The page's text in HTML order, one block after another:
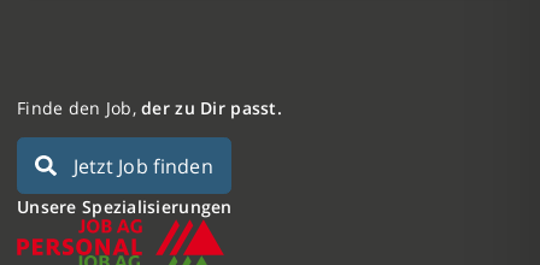
Finde den Job,der zu Dir passt.
Jetzt Job finden
Unsere Spezialisierungen